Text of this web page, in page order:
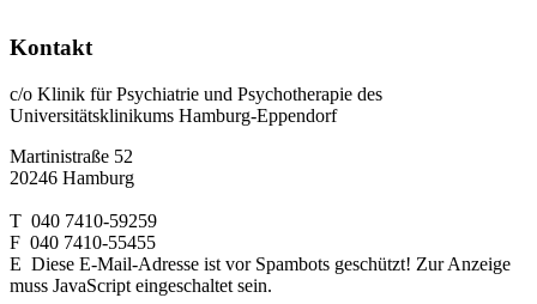
Kontakt
c/o Klinik für Psychiatrie und Psychotherapie des
Universitätsklinikums Hamburg-Eppendorf
Martinistraße 52
20246 Hamburg
T 040 7410-59259
F 040 7410-55455
E Diese E-Mail-Adresse ist vor Spambots geschützt! Zur Anzeige
muss JavaScript eingeschaltet sein.